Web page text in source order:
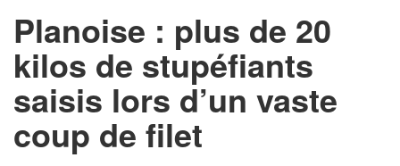
Planoise : plus de 20
kilos de stupéfiants
saisis lors d’un vaste
coup de filet